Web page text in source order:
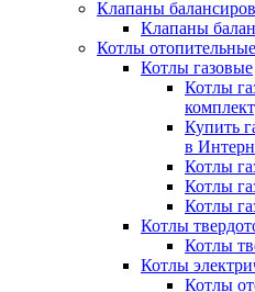
Клапаны
Клапаны
Котлы отопительные
Котлы газовые
Котлы
Купить
в
Котлы
Котлы
Котлы
Котлы
Котлы
Котлы
Котлы